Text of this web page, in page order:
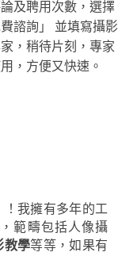
及聘用次數，選擇
諮詢」 並填寫攝影
，稍待片刻，專家
，方便又快速。
我擁有多年的工
範疇包括人像攝
教學等等，如果有